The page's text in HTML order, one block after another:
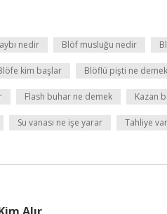
nedir Blöf musluğu nedir
kim başlar Blöflü pişti ne demek
Flash buhar ne demek Kazan
Su vanası ne işe yarar Tahliye